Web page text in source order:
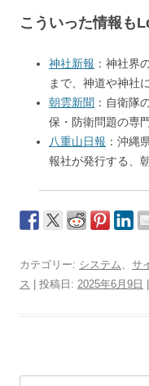
こういった情報も
神社新報 ：神社界
まで、神道や神社
朝雲新聞 ：自衛隊
保・防衛問題の専
八重山日報 ：沖縄
報社が発行する、
カテゴリー: システム サ
ス
| 投稿日: 2025年6月9日